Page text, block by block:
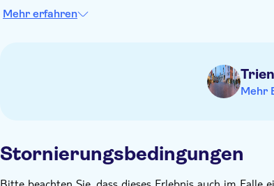
Sie können den Audioguide sowohl online als auch
Die TravelMate-Tour-App enthält 26 Audiodateien
Mehr erfahren
Mehr
Stornierungsbedingungen